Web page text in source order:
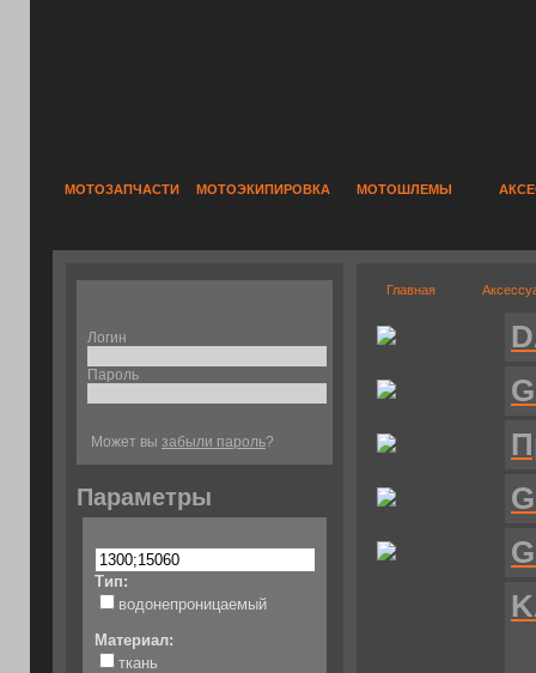
МОТОЗАПЧАСТИ МОТОЭКИПИРОВКА МОТОШЛЕМЫ
Логин
Пароль
Может вы забыли пароль?
Параметры
Тип:
водонепроницаемый
Материал:
ткань
Главная